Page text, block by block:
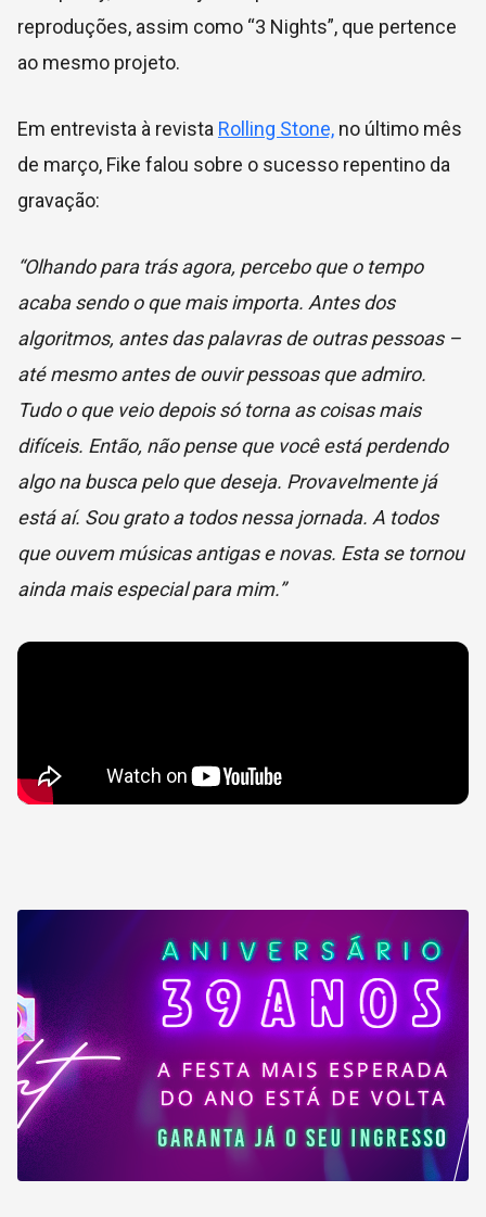
reproduções, assim como “3 Nights”, que pertence
ao mesmo projeto.
Em entrevista à revista Rolling Stone, no último mês
de março, Fike falou sobre o sucesso repentino da
gravação:
“Olhando para trás agora, percebo que o tempo
acaba sendo o que mais importa. Antes dos
algoritmos, antes das palavras de outras pessoas –
até mesmo antes de ouvir pessoas que admiro.
Tudo o que veio depois só torna as coisas mais
difíceis. Então, não pense que você está perdendo
algo na busca pelo que deseja. Provavelmente já
está aí. Sou grato a todos nessa jornada. A todos
que ouvem músicas antigas e novas. Esta se tornou
ainda mais especial para mim.”